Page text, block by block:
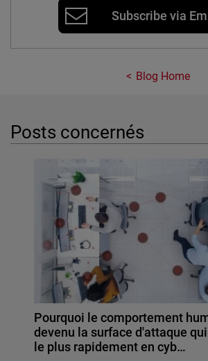
Subscribe via
Blog Home
Posts concernés
Pourquoi le comportement
devenu la surface d'attaque
le plus rapidement en cyb…